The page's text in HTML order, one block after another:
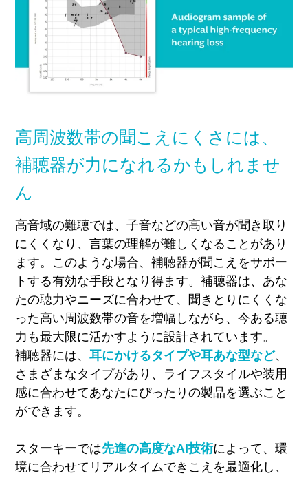
高周波数帯の聞こえにくさには、
補聴器が力になれるかもしれませ
ん
高音域の難聴では、子音などの高い音が聞き取り
にくくなり、言葉の理解が難しくなることがあり
ます。このような場合、補聴器が聞こえをサポー
トする有効な手段となり得ます。補聴器は、あな
たの聴力やニーズに合わせて、聞きとりにくくな
った高い周波数帯の音を増幅しながら、今ある聴
力も最大限に活かすように設計されています。
補聴器には、 耳にかけるタイプや耳あな型など、
さまざまなタイプがあり、ライフスタイルや装用
感に合わせてあなたにぴったりの製品を選ぶこと
ができます。
スターキーでは先進の高度なAI技術によって、環
境に合わせてリアルタイムできこえを最適化し、